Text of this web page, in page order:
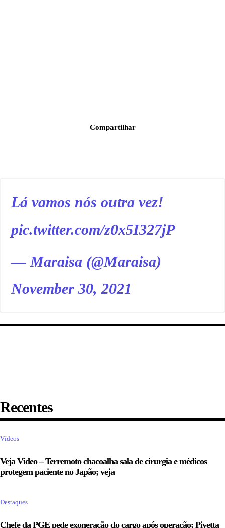
Compartilhar
Lá vamos nós outra vez!
pic.twitter.com/z0x5I327jP
— Maraisa (@Maraisa)
November 30, 2021
Recentes
Vídeos
Veja Vídeo – Terremoto chacoalha sala de cirurgia e médicos
protegem paciente no Japão; veja
Destaques
Chefe da PGE pede exoneração do cargo após operação; Pivetta